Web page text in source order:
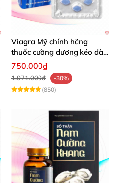
Viagra Mỹ chính hãng
thuốc cường dương kéo dài
thời gian hiệu quả cho Nam
750.000₫
1.071.000₫
-30%
(850)